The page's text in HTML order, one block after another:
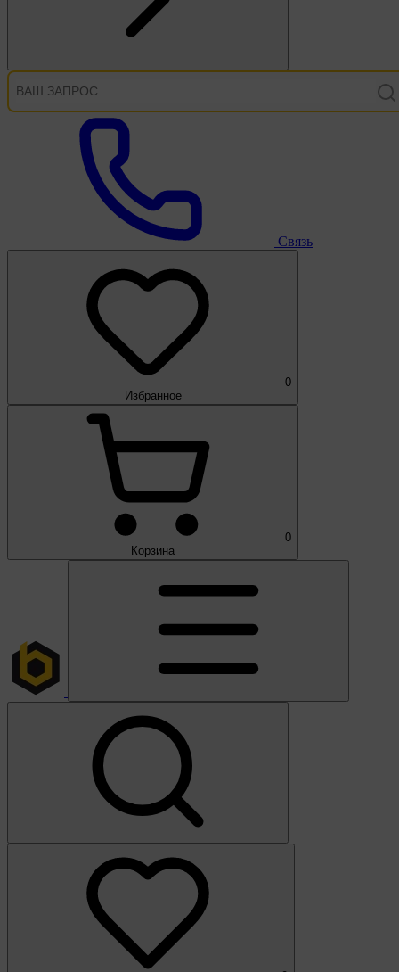
Связь
0
Избранное
0
Корзина